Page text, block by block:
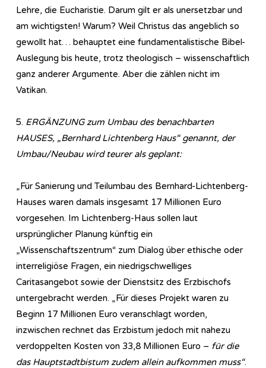
Lehre, die Eucharistie. Darum gilt er als unersetzbar und
am wichtigsten! Warum? Weil Christus das angeblich so
gewollt hat… behauptet eine fundamentalistische Bibel-
Auslegung bis heute, trotz theologisch – wissenschaftlich
ganz anderer Argumente. Aber die zählen nicht im
Vatikan.
5. ERGÄNZUNG zum Umbau des benachbarten
HAUSES, „Bernhard Lichtenberg Haus“ genannt, der
Umbau/Neubau wird teurer als geplant:
„Für Sanierung und Teilumbau des Bernhard-Lichtenberg-
Hauses waren damals insgesamt 17 Millionen Euro
vorgesehen. Im Lichtenberg-Haus sollen laut
ursprünglicher Planung künftig ein
„Wissenschaftszentrum“ zum Dialog über ethische oder
interreligiöse Fragen, ein niedrigschwelliges
Caritasangebot sowie der Dienstsitz des Erzbischofs
untergebracht werden. „Für dieses Projekt waren zu
Beginn 17 Millionen Euro veranschlagt worden,
inzwischen rechnet das Erzbistum jedoch mit nahezu
verdoppelten Kosten von 33,8 Millionen Euro – für die
das Hauptstadtbistum zudem allein aufkommen muss“.